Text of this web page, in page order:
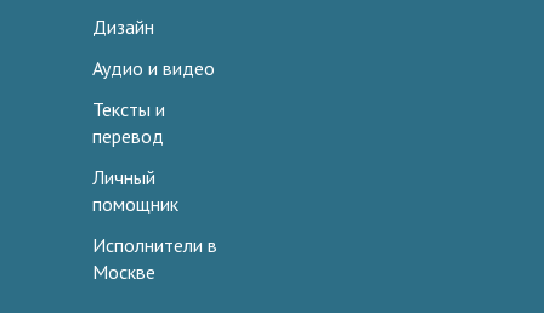
Дизайн
Аудио и видео
Тексты и
перевод
Личный
помощник
Исполнители в
Москве